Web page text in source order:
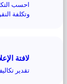
احسب
وتكلفة
لافتة
تقدير